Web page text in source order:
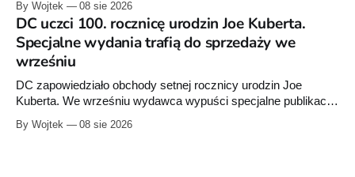
By Wojtek 08 sie 2026
DC uczci 100. rocznicę urodzin Joe Kuberta.
Specjalne wydania trafią do sprzedaży we
wrześniu
DC zapowiedziało obchody setnej rocznicy urodzin Joe
Kuberta. We wrześniu wydawca wypuści specjalne publikacje
sprzedaży niemal dokładnie w dniu jego urodzin.
By Wojtek 08 sie 2026